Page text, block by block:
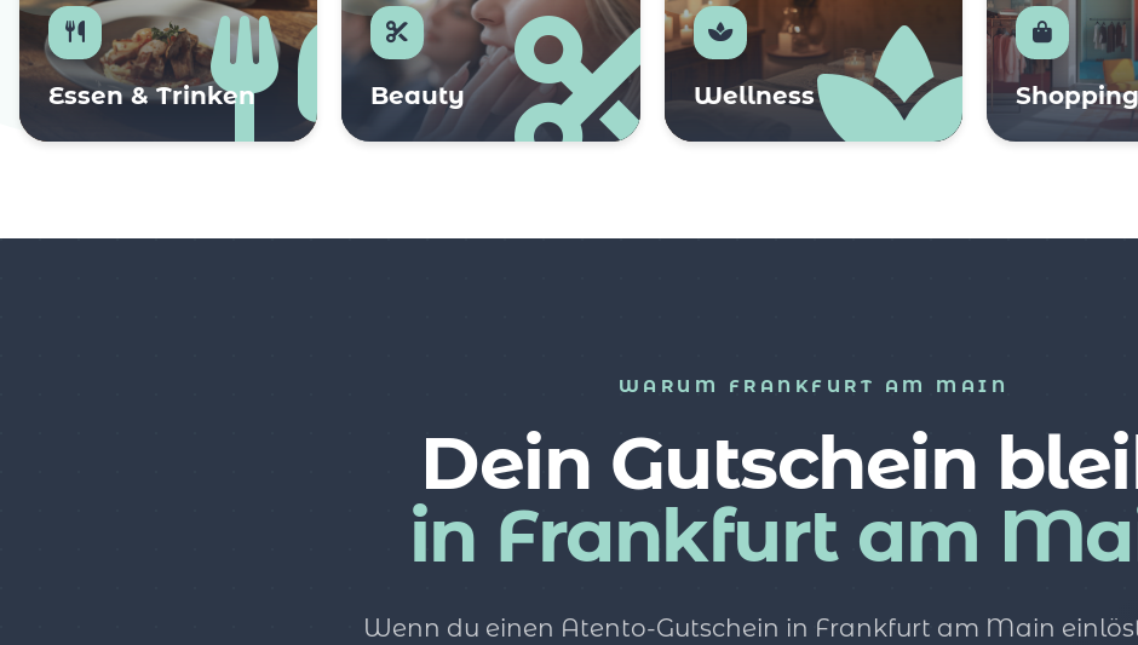
Essen & Trinken Beauty Wellness
WARUM FRANKFURT AM MAIN
Dein Gutschein
in Frankfurt am
Wenn du einen Atento-Gutschein in Frankfurt am Main